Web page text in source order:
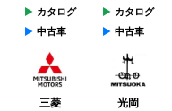
カタログ
中古車
カタログ
中古車
三菱 光岡